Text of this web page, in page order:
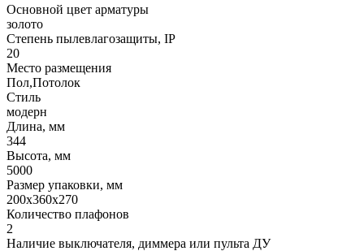
Основной цвет арматуры
золото
Степень пылевлагозащиты, IP
20
Место размещения
Пол,Потолок
Стиль
модерн
Длина, мм
344
Высота, мм
5000
Размер упаковки, мм
200x360x270
Количество плафонов
2
Наличие выключателя, диммера или пульта ДУ